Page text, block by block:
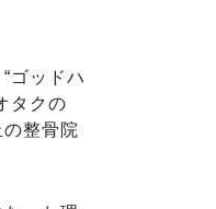
ゴッドハ
タクの
整骨院